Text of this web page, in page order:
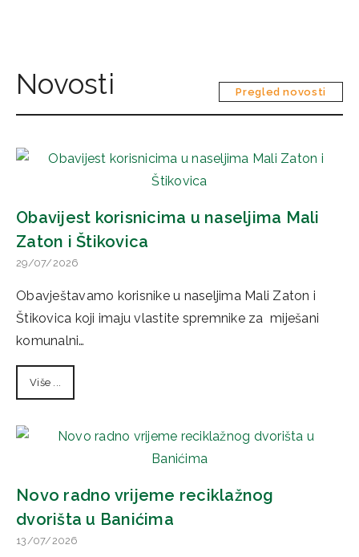
Novosti Pregled novosti
Obavijest korisnicima u naseljima Mali
Zaton i Štikovica
29/07/2026
Obavještavamo korisnike u naseljima Mali Zaton i
Štikovica koji imaju vlastite spremnike za miješani
komunalni…
Više ...
Novo radno vrijeme reciklažnog
dvorišta u Banićima
13/07/2026